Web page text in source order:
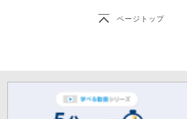
ページトップ